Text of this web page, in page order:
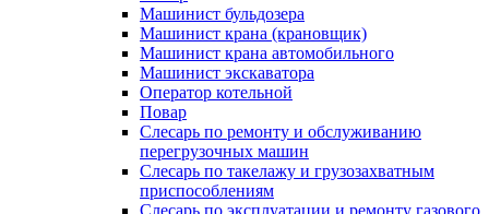
Машинист бульдозера
Машинист крана (крановщик)
Машинист крана автомобильного
Машинист экскаватора
Оператор котельной
Повар
Слесарь по ремонту и обслуживанию
перегрузочных машин
Слесарь по такелажу и грузозахватным
приспособлениям
Слесарь по эксплуатации и ремонту газового